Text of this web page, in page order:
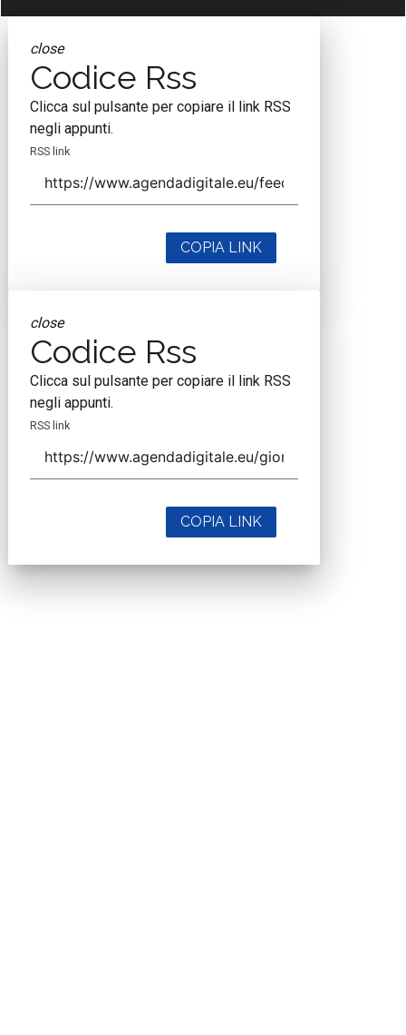
close
Codice Rss
Clicca sul pulsante per copiare il link RSS
negli appunti.
RSS link
COPIA LINK
close
Codice Rss
Clicca sul pulsante per copiare il link RSS
negli appunti.
RSS link
COPIA LINK